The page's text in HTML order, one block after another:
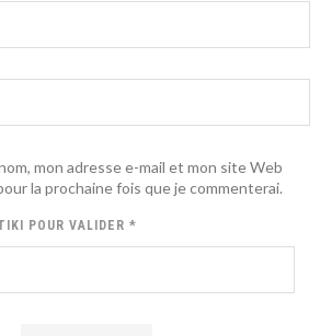
mon adresse e-mail et mon site Web
la prochaine fois que je commenterai.
POUR VALIDER *